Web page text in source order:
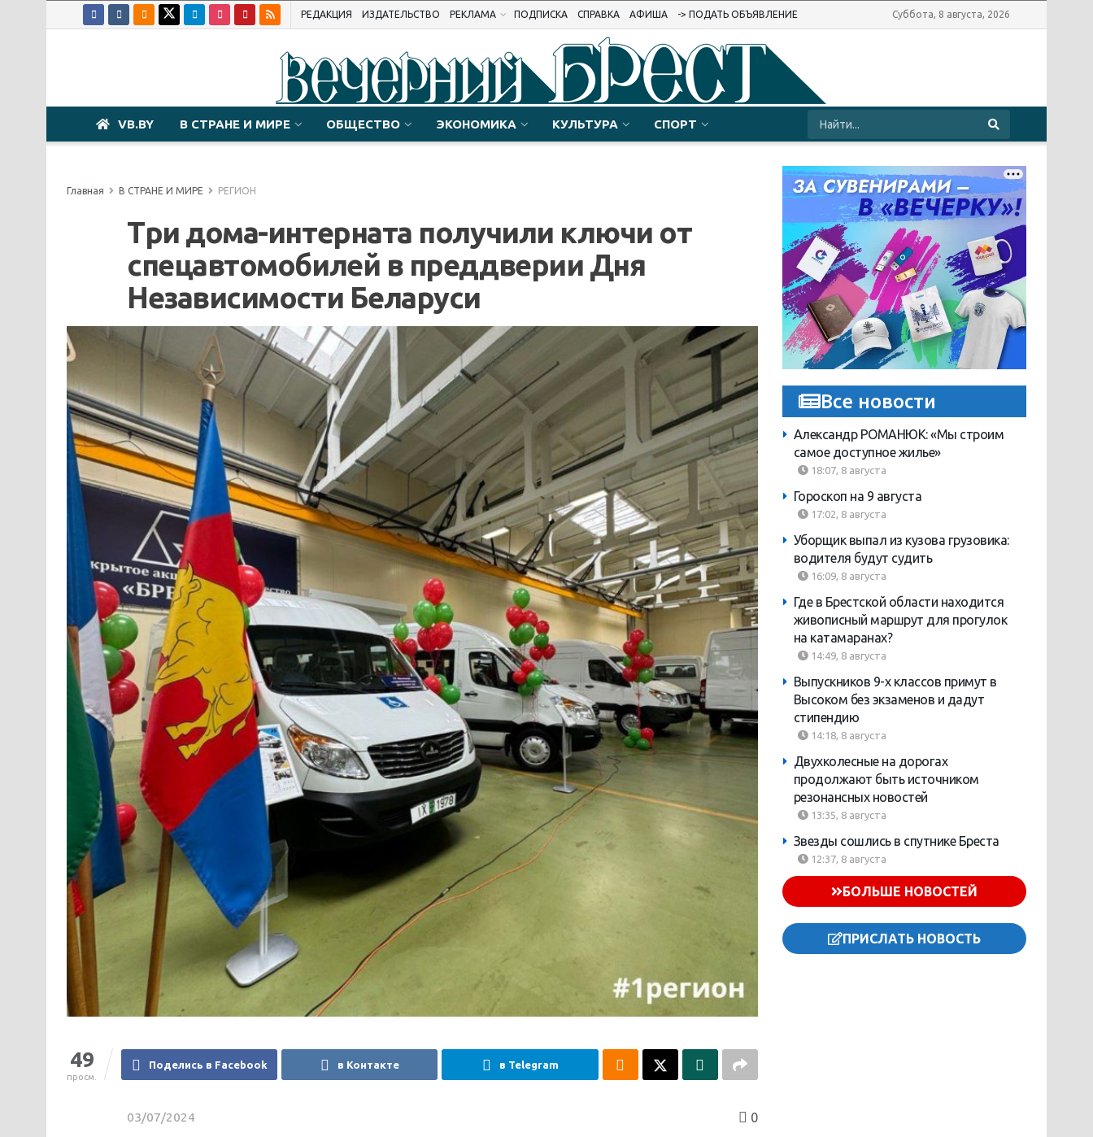
РЕДАКЦИЯ ИЗДАТЕЛЬСТВО РЕКЛАМА ПОДПИСКА СПРАВКА АФИША -> ПОДАТЬ ОБЪЯВЛЕНИЕ Суббота, 8 августа, 2026
VB.BY В СТРАНЕ И МИРЕ ОБЩЕСТВО ЭКОНОМИКА КУЛЬТУРА СПОРТ
Главная В СТРАНЕ И МИРЕ РЕГИОН
Три дома-интерната получили ключи от
спецавтомобилей в преддверии Дня
Независимости Беларуси
49
просм.
Поделись в Facebook в Контакте в Telegram
03/07/2024 0
Все новости
Александр РОМАНЮК: «Мы строим
самое доступное жилье»
18:07, 8 августа
Гороскоп на 9 августа
17:02, 8 августа
Уборщик выпал из кузова грузовика:
водителя будут судить
16:09, 8 августа
Где в Брестской области находится
живописный маршрут для прогулок
на катамаранах?
14:49, 8 августа
Выпускников 9-х классов примут в
Высоком без экзаменов и дадут
стипендию
14:18, 8 августа
Двухколесные на дорогах
продолжают быть источником
резонансных новостей
13:35, 8 августа
Звезды сошлись в спутнике Бреста
12:37, 8 августа
БОЛЬШЕ НОВОСТЕЙ
ПРИСЛАТЬ НОВОСТЬ